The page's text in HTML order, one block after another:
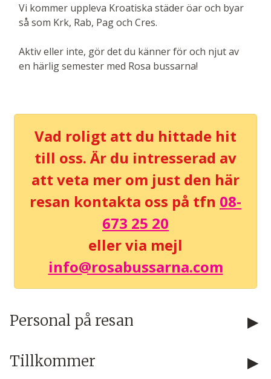
Vi kommer uppleva Kroatiska städer öar och byar
så som Krk, Rab, Pag och Cres.
Aktiv eller inte, gör det du känner för och njut av
en härlig semester med Rosa bussarna!
Vad roligt att du hittade hit
till oss. Är du intresserad av
att veta mer om just den här
resan kontakta oss på tfn 08-
673 25 20
eller via mejl
info@rosabussarna.com
Personal på resan
Tillkommer